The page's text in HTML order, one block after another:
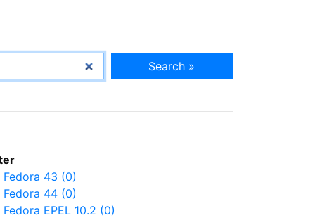
Search »
Fedora 43 (0)
Fedora 44 (0)
Fedora EPEL 10.2 (0)